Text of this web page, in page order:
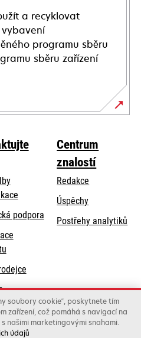
a recyklovat
programu sběru
sběru zařízení
podporaopens
Centrum
znalostí
Redakce
Úspěchy
Postřehy analytiků
soubory cookie“, poskytnete tím
zařízení, což pomáhá s navigací na
našimi marketingovými snahami.
údajů